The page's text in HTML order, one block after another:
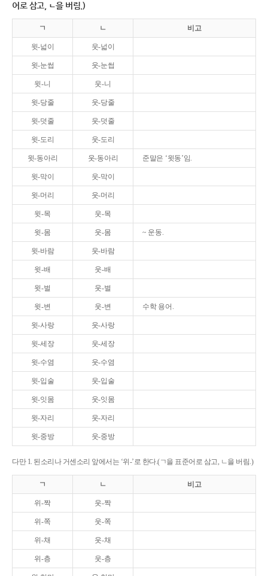
어로 삼고, ㄴ을 버림.)
ㄱ ㄴ 비고
윗-넓이 웃-넓이
윗-눈썹 웃-눈썹
윗-니 웃-니
윗-당줄 웃-당줄
윗-덧줄 웃-덧줄
윗-도리 웃-도리
윗-동아리 웃-동아리 준말은 ‘윗동’임.
윗-막이 웃-막이
윗-머리 웃-머리
윗-목 웃-목
윗-몸 웃-몸 ~ 운동.
윗-바람 웃-바람
윗-배 웃-배
윗-벌 웃-벌
윗-변 웃-변 수학 용어.
윗-사랑 웃-사랑
윗-세장 웃-세장
윗-수염 웃-수염
윗-입술 웃-입술
윗-잇몸 웃-잇몸
윗-자리 웃-자리
윗-중방 웃-중방
다만 1. 된소리나 거센소리 앞에서는 ‘위-’로 한다.(ㄱ을 표준어로 삼고, ㄴ을 버림.)
ㄱ ㄴ 비고
위-짝 웃-짝
위-쪽 웃-쪽
위-채 웃-채
위-층 웃-층